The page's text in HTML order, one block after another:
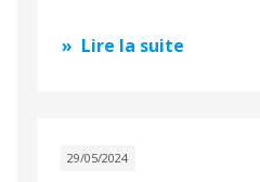
Lire la suite
29/05/2024